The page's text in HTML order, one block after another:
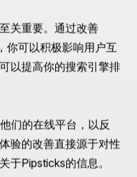
。在选择工具时，请
台的技术栈兼容性。
有关你的网站搜索存在
。
速度，提供有关网站
：帮助你了解API调用